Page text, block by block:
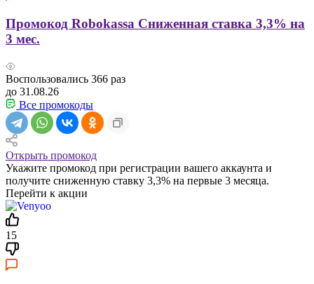
Промокод Robokassa Сниженная ставка 3,3% на
3 мес.
Воспользовались 366 раз
до 31.08.26
Все промокоды
Открыть промокод
Укажите промокод при регистрации вашего аккаунта и
получите сниженную ставку 3,3% на первые 3 месяца.
Перейти к акции
15